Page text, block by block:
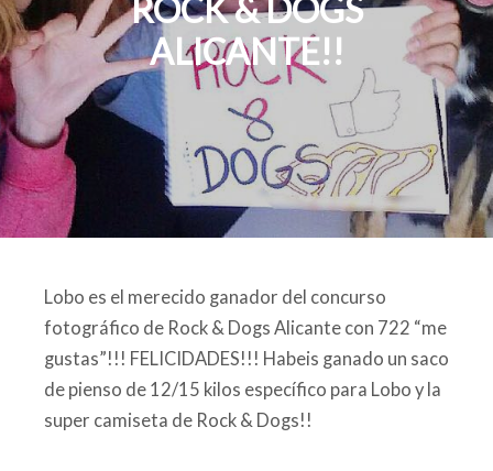
ROCK & DOGS
ALICANTE!!
Lobo es el merecido ganador del concurso
fotográfico de Rock & Dogs Alicante con 722 “me
gustas”!!! FELICIDADES!!! Habeis ganado un saco
de pienso de 12/15 kilos específico para Lobo y la
super camiseta de Rock & Dogs!!